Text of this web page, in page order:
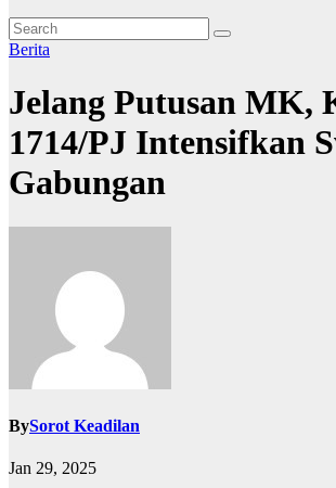
Berita
Jelang Putusan MK,
1714/PJ Intensifkan
Gabungan
BySorot Keadilan
Jan 29, 2025